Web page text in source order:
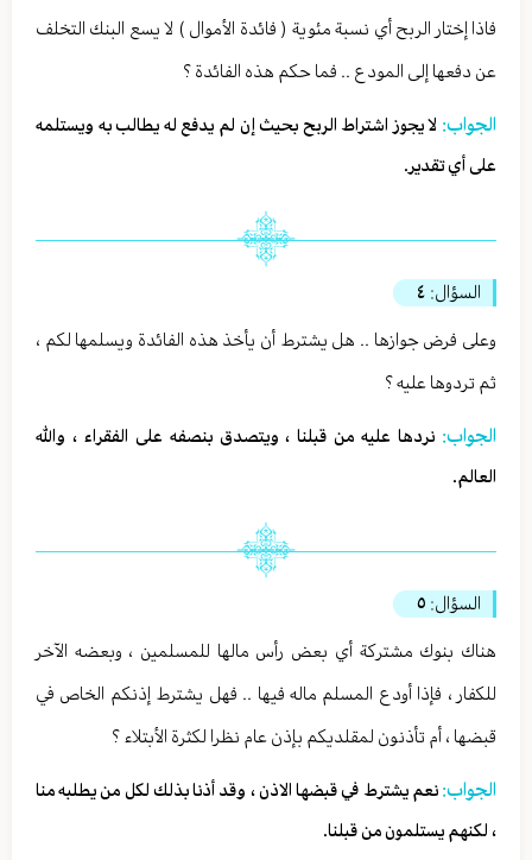
فاذا إختار الربح أي نسبة مئوية ( فائدة الأموال ) لا يسع البنك التخلف
عن دفعها إلى المودع .. فما حكم هذه الفائدة ؟
الجواب: لا يجوز اشتراط الربح بحيث إن لم يدفع له يطالب به ويستلمه
على أي تقدير.
السؤال: ٤
وعلى فرض جوازها .. هل يشترط أن يأخذ هذه الفائدة ويسلمها لكم ،
ثم تردوها عليه ؟
الجواب: نردها عليه من قبلنا ، ويتصدق بنصفه على الفقراء ، والله
العالم.
السؤال: ٥
هناك بنوك مشتركة أي بعض رأس مالها للمسلمين ، وبعضه الآخر
للكفار ، فإذا أودع المسلم ماله فيها .. فهل يشترط إذنكم الخاص في
قبضها ، أم تأذنون لمقلديكم بإذن عام نظرا لكثرة الأبتلاء ؟
الجواب:نعم يشترط في قبضها الاذن ، وقد أذنا بذلك لكل من يطلبه منا
، لكنهم يستلمون من قبلنا.